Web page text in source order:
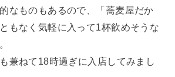
なものもあるので、「蕎麦屋だか
もなく気軽に入って1杯飲めそうな
兼ねて18時過ぎに入店してみまし